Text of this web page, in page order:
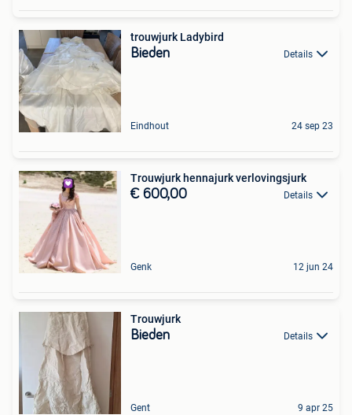
trouwjurk Ladybird
Bieden Details
Eindhout 24 sep 23
Trouwjurk hennajurk verlovingsjurk
€ 600,00 Details
Genk 12 jun 24
Trouwjurk
Bieden Details
Gent 9 apr 25